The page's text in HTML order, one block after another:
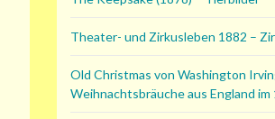
Theater- und Zirkusleben 1882 –
Old Christmas von Washington
Weihnachtsbräuche aus England im